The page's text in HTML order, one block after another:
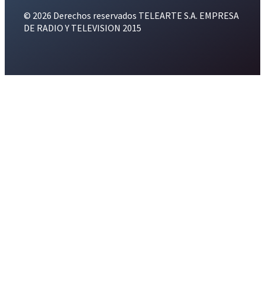
© 2026 Derechos reservados TELEARTE S.A. EMPRESA
DE RADIO Y TELEVISION 2015